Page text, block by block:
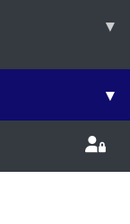
▾
▾